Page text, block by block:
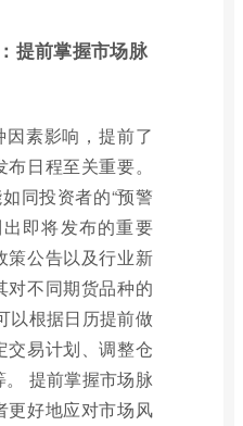
提前掌握市场脉
素影响，提前了
日程至关重要。
同投资者的“预警
即将发布的重要
策公告以及行业新
对不同期货品种的
以根据日历提前做
交易计划、调整仓
提前掌握市场脉
更好地应对市场风